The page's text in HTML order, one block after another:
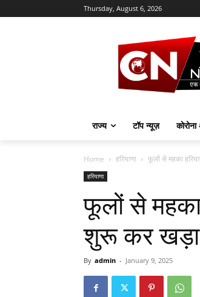
Thursday, August 6, 2026
राज्य टॉप न्यूज़
Home हरियाणा फूलों से महका
हरियाणा
फूलों से महका
शुरू कर खड़ा
By admin - January 9, 2025